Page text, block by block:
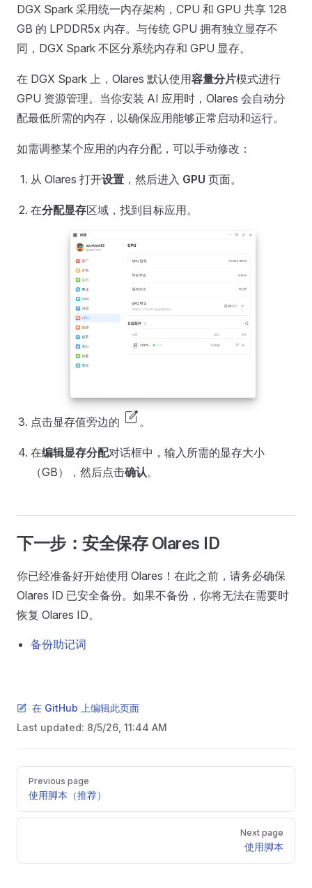
DGX Spark 采用统一内存架构，CPU 和 GPU 共享 128
GB 的 LPDDR5x 内存。与传统 GPU 拥有独立显存不
同，DGX Spark 不区分系统内存和 GPU 显存。
在 DGX Spark 上，Olares 默认使用容量分片模式进行
GPU 资源管理。当你安装 AI 应用时，Olares 会自动分
配最低所需的内存，以确保应用能够正常启动和运行。
如需调整某个应用的内存分配，可以手动修改：
从 Olares 打开设置 ，然后进入 GPU 页面。
在分配显存区域，找到目标应用。
点击显存值旁边的 edit_square。
在编辑显存分配对话框中，输入所需的显存大小
（GB），然后点击确认。
下一步：安全保存 Olares ID
你已经准备好开始使用 Olares！在此之前，请务必确保
Olares ID 已安全备份。如果不备份，你将无法在需要时
恢复 Olares ID。
备份助记词
在 GitHub 上编辑此页面
Last updated: 8/5/26, 11:44 AM
Pager
Previous page
使用脚本（推荐）
Next page
使用脚本